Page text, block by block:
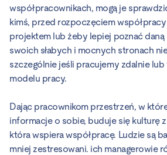
współpracownikach, mogą je
kimś, przed rozpoczęciem
projektem lub żeby lepiej poznać
swoich słabych i mocnych stronach
szczególnie jeśli pracujemy zdalnie
modelu pracy.
Dając pracownikom przestrzeń, w
informacje o sobie, buduje się kulturę
która wspiera współpracę. Ludzie są
mniej zestresowani. ich managerowie